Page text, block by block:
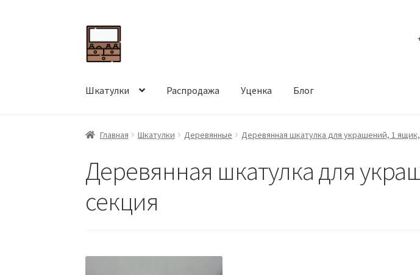
Перейти
к
навигации
Перейти
к
содержимому
Шкатулки Распродажа Уценка Блог
Главная Шкатулки Деревянные Деревянная шкатулка для украшений, 1
Деревянная шкатулка для
секция